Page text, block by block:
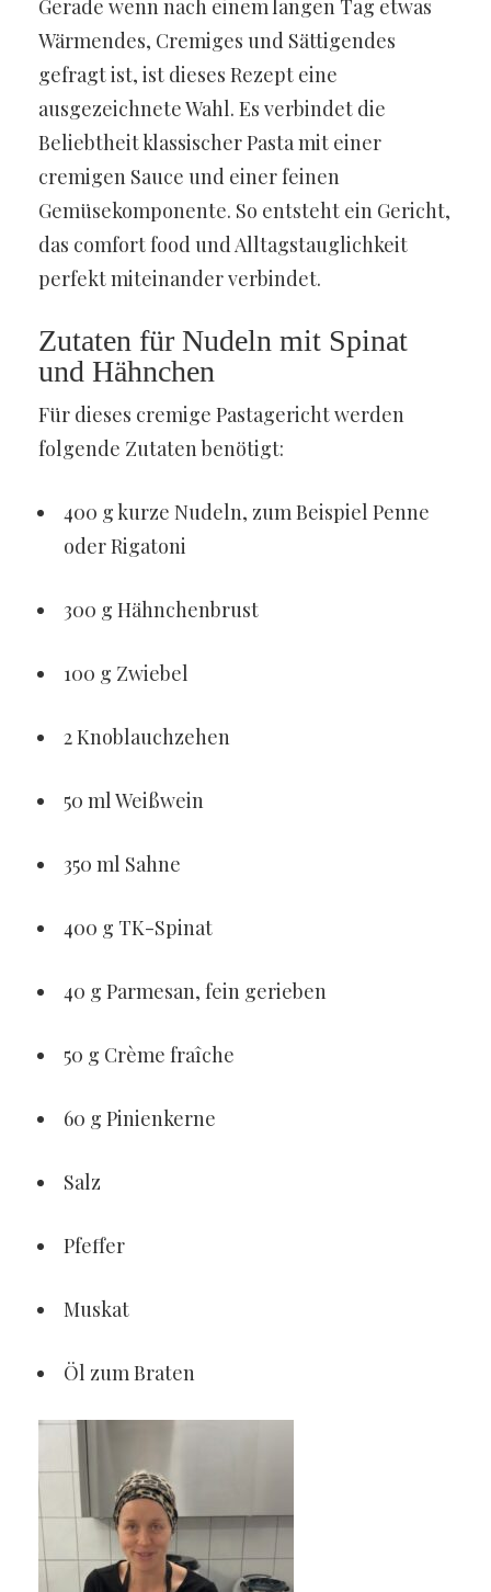
Gerade wenn nach einem langen Tag etwas
Wärmendes, Cremiges und Sättigendes
gefragt ist, ist dieses Rezept eine
ausgezeichnete Wahl. Es verbindet die
Beliebtheit klassischer Pasta mit einer
cremigen Sauce und einer feinen
Gemüsekomponente. So entsteht ein Gericht,
das comfort food und Alltagstauglichkeit
perfekt miteinander verbindet.
Zutaten für Nudeln mit Spinat
und Hähnchen
Für dieses cremige Pastagericht werden
folgende Zutaten benötigt:
400 g kurze Nudeln, zum Beispiel Penne
oder Rigatoni
300 g Hähnchenbrust
100 g Zwiebel
2 Knoblauchzehen
50 ml Weißwein
350 ml Sahne
400 g TK-Spinat
40 g Parmesan, fein gerieben
50 g Crème fraîche
60 g Pinienkerne
Salz
Pfeffer
Muskat
Öl zum Braten